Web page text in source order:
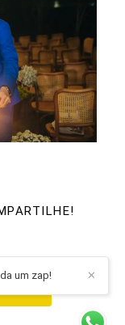
✕
um zap!